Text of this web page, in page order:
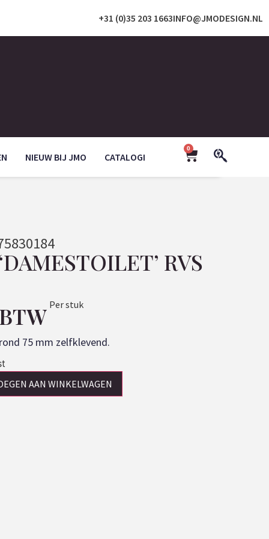
INFO@JMODESIGN.NL
+31 (0)35 203 1663
NIEUW BIJ JMO CATALOGI
0
RVS
Per stuk
75 mm zelfklevend.
AAN WINKELWAGEN